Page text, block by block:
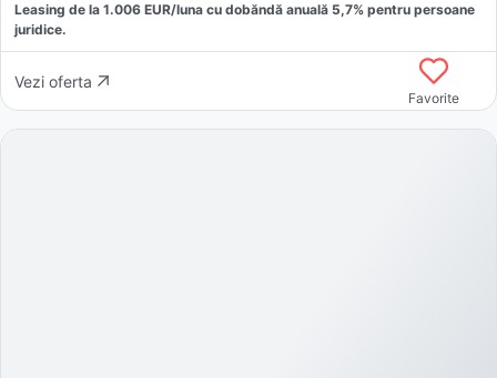
Leasing de la 1.006 EUR/luna cu dobăndă anuală 5,7% pentru persoane
juridice.
Vezi oferta
Favorite